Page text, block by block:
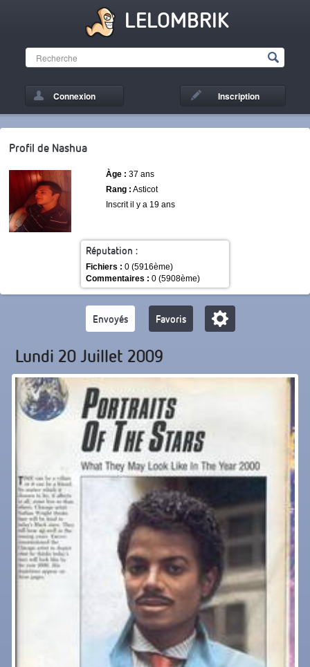
LELOMBRIK
Connexion Inscription
Réputation :
Fichiers : 0 (5916ème)
Commentaires : 0 (5908ème)
Profil de Nashua
Àge : 37 ans
Rang : Asticot
Inscrit il y a 19 ans
Envoyés Favoris
Lundi 20 Juillet 2009